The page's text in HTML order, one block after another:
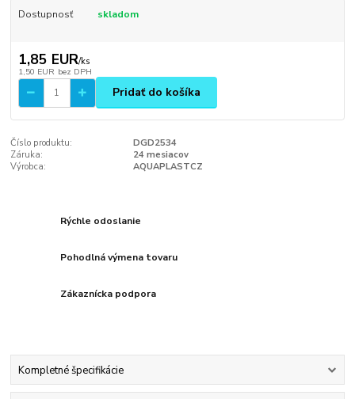
Dostupnosť skladom
1,85 EUR/ks
1,50 EUR bez DPH
Pridať do košíka
Číslo produktu:
DGD2534
Záruka:
24 mesiacov
Výrobca:
AQUAPLASTCZ
Rýchle odoslanie
Pohodlná výmena tovaru
Zákaznícka podpora
Kompletné špecifikácie